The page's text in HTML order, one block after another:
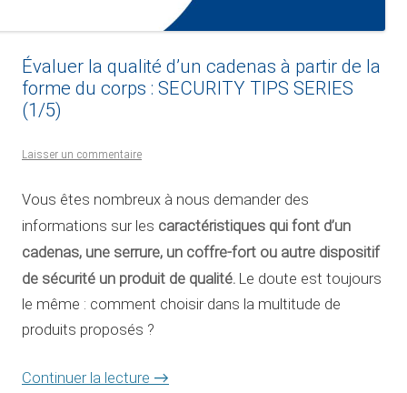
Évaluer la qualité d’un cadenas à partir de la
forme du corps : SECURITY TIPS SERIES
(1/5)
Laisser un commentaire
Vous êtes nombreux à nous demander des
informations sur les caractéristiques qui font d’un
cadenas, une serrure, un coffre-fort ou autre dispositif
de sécurité un produit de qualité. Le doute est toujours
le même : comment choisir dans la multitude de
produits proposés ?
Continuer la lecture →